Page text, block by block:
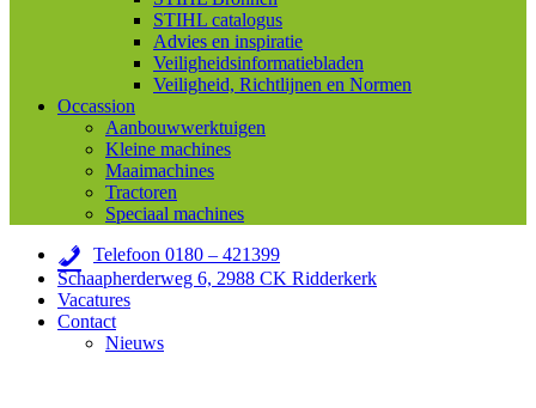
STIHL catalogus
Advies en inspiratie
Veiligheidsinformatiebladen
Veiligheid, Richtlijnen en Normen
Occassion
Aanbouwwerktuigen
Kleine machines
Maaimachines
Tractoren
Speciaal machines
Telefoon 0180 – 421399
Schaapherderweg 6, 2988 CK Ridderkerk
Vacatures
Contact
Nieuws